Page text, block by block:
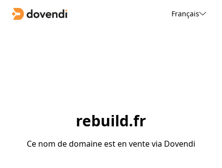
Français
rebuild.fr
Ce nom de domaine est en vente via Dovendi